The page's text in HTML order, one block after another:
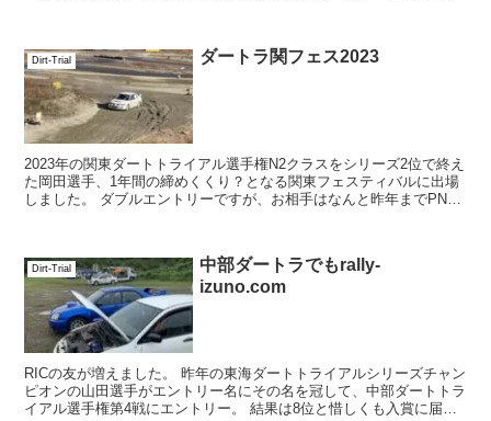
Dirt-Trial ダートラ関フェス2023
2023年の関東ダートトライアル選手権N2クラスをシリーズ2位で終え
た岡田選手、1年間の締めくくり？となる関東フェスティバルに出場
しました。 ダブルエントリーですが、お相手はなんと昨年までPN1
Dirt-Trial
中部ダートラでもrally-
izuno.com
RICの友が増えました。 昨年の東海ダートトライアルシリーズチャン
ピオンの山田選手がエントリー名にその名を冠して、中部ダートトラ
イアル選手権第4戦にエントリー。 結果は8位と惜しくも入賞に届か